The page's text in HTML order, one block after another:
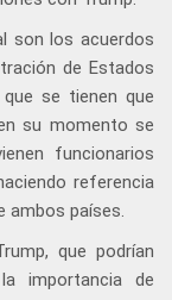
son los acuerdos
de Estados
se tienen que
su momento se
funcionarios
referencia
ambos países.
que podrían
importancia de